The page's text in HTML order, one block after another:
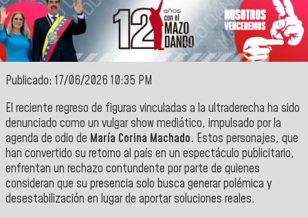
Publicado: 17/06/2026 10:35 PM
El reciente regreso de figuras vinculadas a la ultraderecha ha sido
denunciado como un vulgar show mediático, impulsado por la
agenda de odio de María Corina Machado. Estos personajes, que
han convertido su retorno al país en un espectáculo publicitario,
enfrentan un rechazo contundente por parte de quienes
consideran que su presencia solo busca generar polémica y
desestabilización en lugar de aportar soluciones reales.